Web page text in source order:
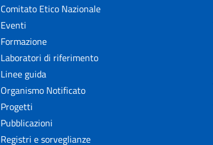
Comitato Etico Nazionale
Eventi
Formazione
Laboratori di riferimento
Linee guida
Organismo Notificato
Progetti
Pubblicazioni
Registri e sorveglianze